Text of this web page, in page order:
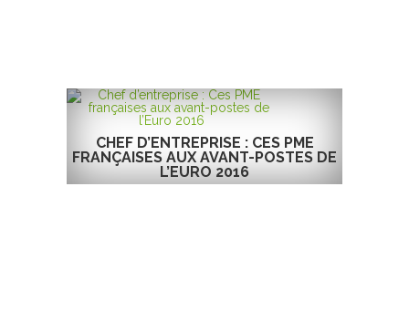
CHEF D’ENTREPRISE : CES PME
FRANÇAISES AUX AVANT-POSTES DE
L’EURO 2016